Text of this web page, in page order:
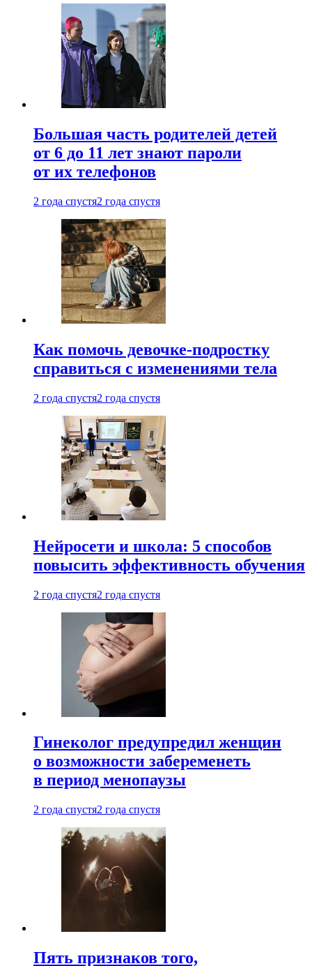
Большая часть родителей детей
от 6 до 11 лет знают пароли
от их телефонов
2 года спустя2 года спустя
Как помочь девочке-подростку
справиться с изменениями тела
2 года спустя2 года спустя
Нейросети и школа: 5 способов
повысить эффективность обучения
2 года спустя2 года спустя
Гинеколог предупредил женщин
о возможности забеременеть
в период менопаузы
2 года спустя2 года спустя
Пять признаков того,